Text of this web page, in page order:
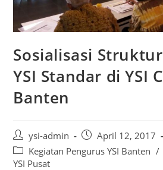
Sosialisasi
YSI Standar di YSI
Banten
ysi-admin
April 12, 2017
Kegiatan Pengurus YSI Banten /
YSI Pusat